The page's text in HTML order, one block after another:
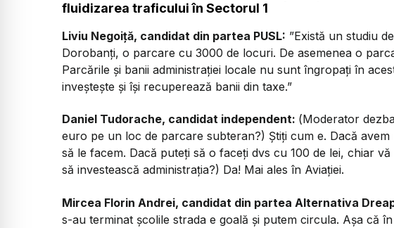
fluidizarea traficului în Sectorul 1
Liviu Negoiţă, candidat din partea PUSL: ”Există un studiu
Dorobanți, o parcare cu 3000 de locuri. De asemenea o
Parcările și banii administrației locale nu sunt îngropați în
inveștește și își recuperează banii din taxe.”
Daniel Tudorache, candidat independent: (Moderator
euro pe un loc de parcare subteran?) Știți cum e. Dacă
să le facem. Dacă puteți să o faceți dvs cu 100 de lei, chiar
să investească administrația?) Da! Mai ales în Aviației.
Mircea Florin Andrei, candidat din partea Alternativa
s-au terminat școlile strada e goală și putem circula. Așa că